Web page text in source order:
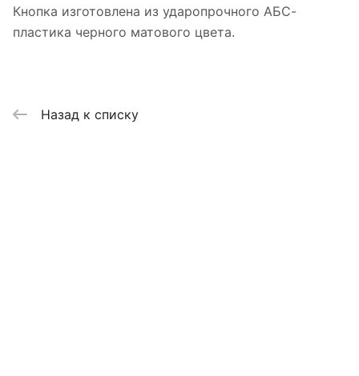
Кнопка изготовлена из ударопрочного АБС-
пластика черного матового цвета.
Назад к списку